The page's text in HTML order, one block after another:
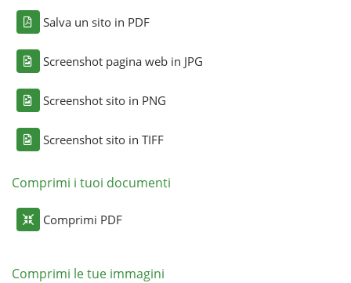
Salva un sito in PDF
Screenshot pagina web in JPG
Screenshot sito in PNG
Screenshot sito in TIFF
Comprimi i tuoi documenti
Comprimi PDF
Comprimi le tue immagini